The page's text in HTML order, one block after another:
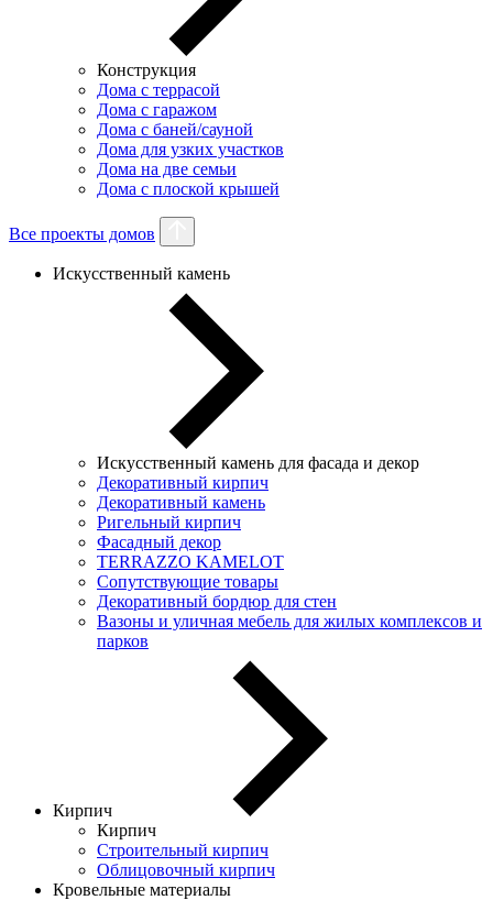
Конструкция
Дома с террасой
Дома с гаражом
Дома с баней/сауной
Дома для узких участков
Дома на две семьи
Дома с плоской крышей
Все проекты домов
Искусственный камень
Искусственный камень для фасада и декор
Декоративный кирпич
Декоративный камень
Ригельный кирпич
Фасадный декор
TERRAZZO KAMELOT
Сопутствующие товары
Декоративный бордюр для стен
Вазоны и уличная мебель для жилых комплексов и
парков
Кирпич
Кирпич
Строительный кирпич
Облицовочный кирпич
Кровельные материалы